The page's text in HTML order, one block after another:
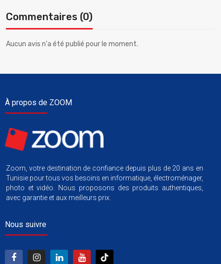
Commentaires (0)
Aucun avis n'a été publié pour le moment.
À propos de ZOOM
Zoom, votre destination de confiance depuis plus de 20 ans en
Tunisie pour tous vos besoins en informatique, électroménager,
photo et vidéo. Nous proposons des produits authentiques,
avec garantie et aux meilleurs prix.
Nous suivre